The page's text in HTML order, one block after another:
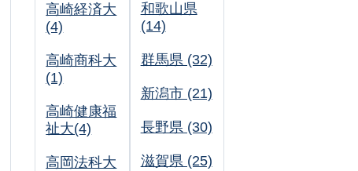
高崎経済大
(4)
高崎商科大
(1)
高崎健康福
祉大(4)
高岡法科大
和歌山県
(14)
群馬県 (32)
新潟市 (21)
長野県 (30)
滋賀県 (25)